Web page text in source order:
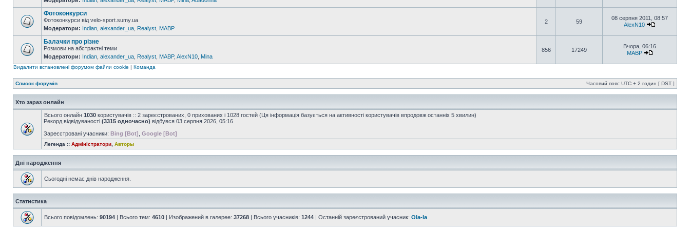
Фотоконкурси
Фотоконкурси від velo-sport.sumy.ua
Модератори: Indian alexander_ua Realyst MABP
2 59
08 серпня 2011, 08:57
AlexN10
Балачки про різне
Розмови на абстрактні теми
Модератори: Indian alexander_ua Realyst MABP, AlexN10 Mina
856 17249
Вчора, 06:16
MABP
Видалити встановлені форумом файли cookie | Команда
Список форумів Часовий пояс UTC + 2 годин [ DST ]
Хто зараз онлайн
Всього онлайн 1030 користувачів :: 2 зареєстрованих, 0 прихованих і 1028 гостей (Ця інформація базується на активності користувачів впродовж останніх 5 хвилин)
Рекорд відвідуваності (3315 одночасно) відбувся 03 серпня 2026, 05:16
Зареєстровані учасники: Bing [Bot] Google [Bot]
Легенда :: Адміністратори Авторы
Дні народження
Сьогодні немає днів народження.
Статистика
Всього повідомлень: 90194 | Всього тем: 4610 | Изображений в галерее: 37268 | Всього учасників: 1244 | Останній зареєстрований учасник: Ola-la